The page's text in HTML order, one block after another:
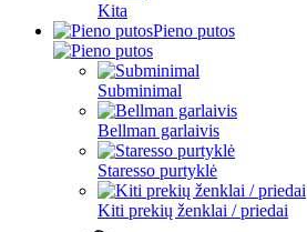
Kita
Pieno putos
Subminimal
Bellman garlaivis
Staresso purtyklė
Kiti prekių ženklai / priedai